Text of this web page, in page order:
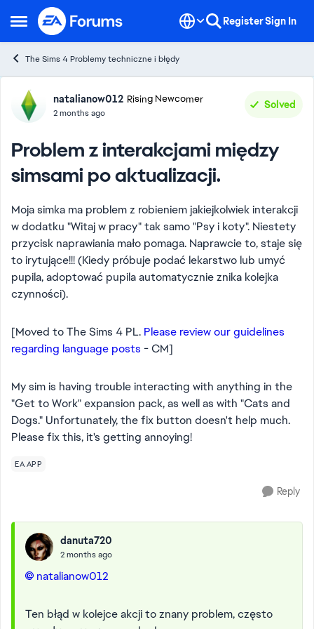
Open Side Menu
Skip to content RegisterSign In
The Sims 4 Problemy techniczne i błędy
Forum Discussion
natalianow012 Rising Newcomer
2 months ago
Solved
Problem z interakcjami między
simsami po aktualizacji.
Moja simka ma problem z robieniem jakiejkolwiek interakcji
w dodatku "Witaj w pracy" tak samo "Psy i koty". Niestety
przycisk naprawiania mało pomaga. Naprawcie to, staje się
to irytujące!!! (Kiedy próbuje podać lekarstwo lub umyć
pupila, adoptować pupila automatycznie znika kolejka
czynności).
[Moved to The Sims 4 PL. Please review our guidelines
regarding language posts - CM]
My sim is having trouble interacting with anything in the
"Get to Work" expansion pack, as well as with "Cats and
Dogs." Unfortunately, the fix button doesn't help much.
Please fix this, it's getting annoying!
EA APP
Reply
danuta720
2 months ago
natalianow012​
Ten błąd w kolejce akcji to znany problem, często